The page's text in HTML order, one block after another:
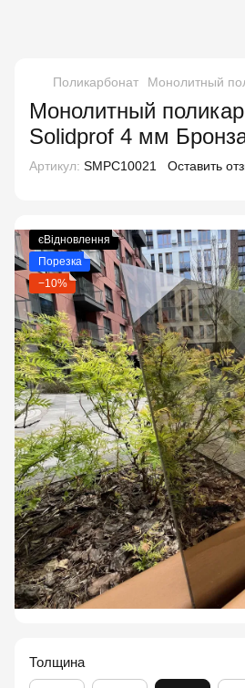
Поликарбонат Монолитный
Монолитный
Solidprof 4 мм
Артикул: SMPC10021 Оставить
єВідновлення
Порезка
−10%
Толщина